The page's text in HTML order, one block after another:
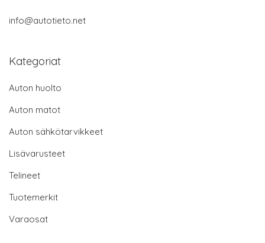
info@autotieto.net
Kategoriat
Auton huolto
Auton matot
Auton sähkötarvikkeet
Lisävarusteet
Telineet
Tuotemerkit
Varaosat